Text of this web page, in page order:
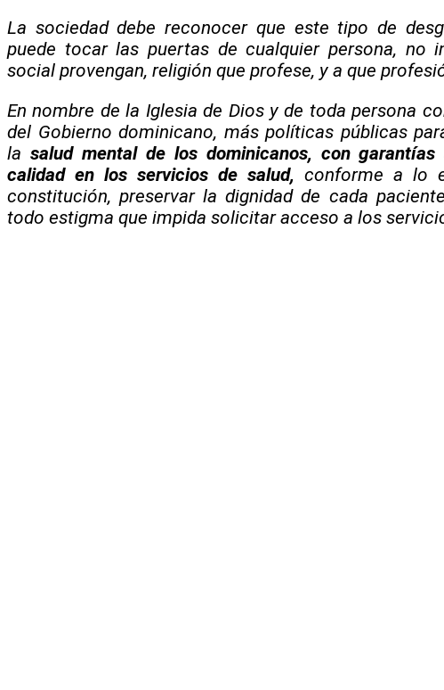
La sociedad debe reconocer que este tipo de
puede tocar las puertas de cualquier persona, no
social provengan, religión que profese, y a que
En nombre de la Iglesia de Dios y de toda persona
del Gobierno dominicano, más políticas públicas
la salud mental de los dominicanos, con
calidad en los servicios de salud, conforme a lo
constitución, preservar la dignidad de cada
todo estigma que impida solicitar acceso a los